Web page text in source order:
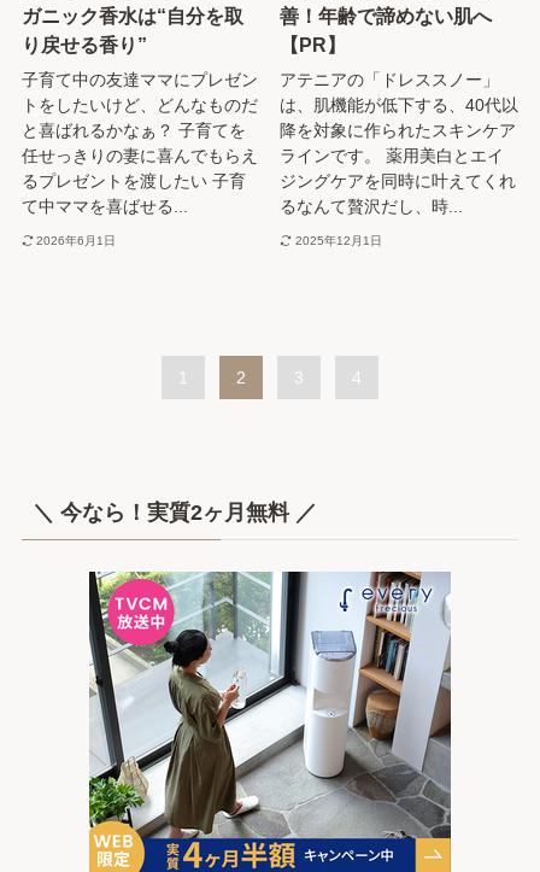
ガニック香水は“自分を取
り戻せる香り”
子育て中の友達ママにプレゼン
トをしたいけど、どんなものだ
と喜ばれるかなぁ？ 子育てを
任せっきりの妻に喜んでもらえ
るプレゼントを渡したい 子育
て中ママを喜ばせる...
2026年6月1日
善！年齢で諦めない肌へ
【PR】
アテニアの「ドレススノー」
は、肌機能が低下する、40代以
降を対象に作られたスキンケア
ラインです。 薬用美白とエイ
ジングケアを同時に叶えてくれ
るなんて贅沢だし、時...
2025年12月1日
1 2 3 4
＼ 今なら！実質2ヶ月無料 ／